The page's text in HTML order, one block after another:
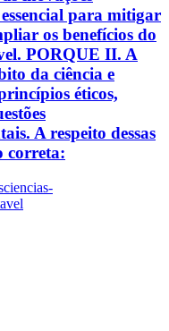
para mitigar
os benefícios do
PORQUE II. A
da ciência e
éticos,
A respeito dessas
correta:
ciencias-